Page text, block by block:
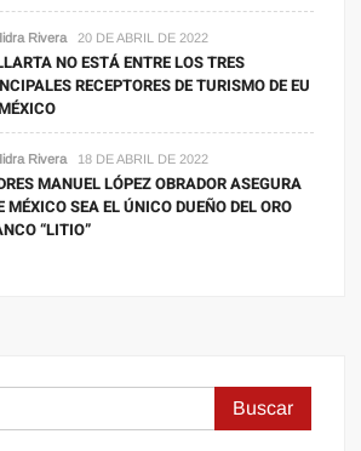
Rivera 20 DE ABRIL DE 2022
NO ESTÁ ENTRE LOS TRES
RECEPTORES DE TURISMO DE EU
Rivera 18 DE ABRIL DE 2022
MANUEL LÓPEZ OBRADOR ASEGURA
MÉXICO SEA EL ÚNICO DUEÑO DEL ORO
“LITIO”
Buscar: